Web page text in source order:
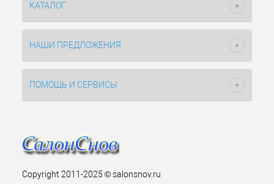
КАТАЛОГ
НАШИ ПРЕДЛОЖЕНИЯ
ПОМОЩЬ И СЕРВИСЫ
Copyright 2011-2025 © salonsnov.ru